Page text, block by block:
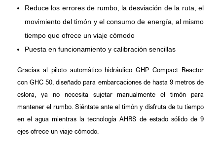
Reduce los errores de rumbo, la desviación de la ruta, el
movimiento del timón y el consumo de energía, al mismo
tiempo que ofrece un viaje cómodo
Puesta en funcionamiento y calibración sencillas
Gracias al piloto automático hidráulico GHP Compact Reactor
con GHC 50, diseñado para embarcaciones de hasta 9 metros de
eslora, ya no necesita sujetar manualmente el timón para
mantener el rumbo. Siéntate ante el timón y disfruta de tu tiempo
en el agua mientras la tecnología AHRS de estado sólido de 9
ejes ofrece un viaje cómodo.